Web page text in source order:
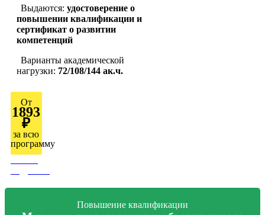
Выдаются: удостоверение о
повышении квалификации и
сертификат о развитии
компетенций
Варианты академической
нагрузки: 72/108/144 ак.ч.
От
1893
₽
за всю
программу
Повышение квалификации